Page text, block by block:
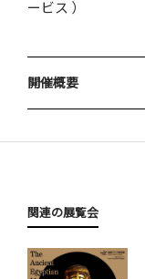
ービス ）
開催概要
関連の展覧会